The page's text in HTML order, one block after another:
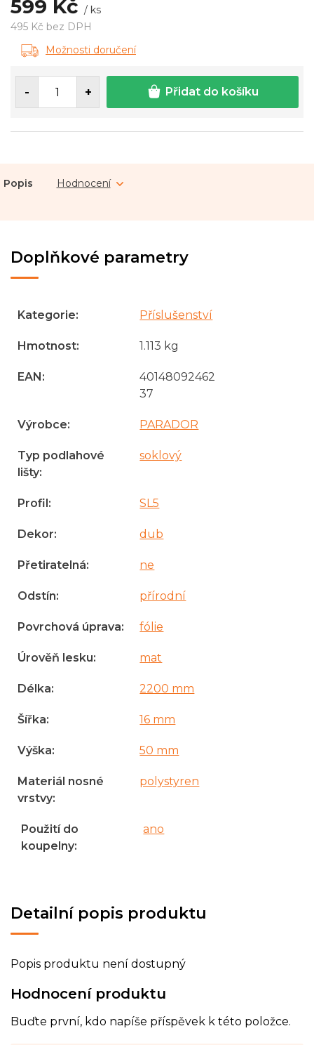
599 Kč / ks
495 Kč bez DPH
Měrná
cena:
Možnosti doručení
Přidat do košíku
Popis Hodnocení
Detailní popis produktu
Popis produktu není dostupný
Doplňkové parametry
Kategorie: Příslušenství
Hmotnost: 1.113 kg
EAN:
40148092462
37
Výrobce: PARADOR
Typ podlahové
lišty:
soklový
Profil: SL5
Dekor: dub
Přetiratelná: ne
Odstín: přírodní
Povrchová úprava: fólie
Úrověň lesku: mat
Délka: 2200 mm
Šířka: 16 mm
Výška: 50 mm
Materiál nosné
vrstvy:
polystyren
Použití do
koupelny:
ano
Hodnocení produktu
Buďte první, kdo napíše příspěvek k této položce.